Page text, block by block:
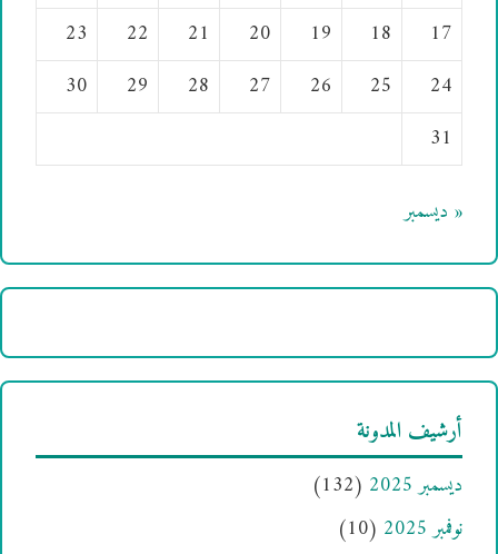
17
18
19
20
21
22
23
24
25
26
27
28
29
30
31
« ديسمبر
أرشيف المدونة
ديسمبر 2025
(132)
نوفمبر 2025
(10)